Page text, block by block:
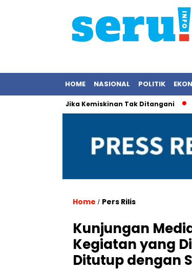
HOME NASIONAL POLITIK
Bermakna Jika Kemiskinan Tak Ditangani
Home / Pers Rilis
Kunjungan
Kegiatan yang
Ditutup dengan